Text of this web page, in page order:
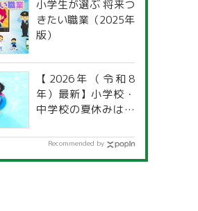
小学生が選ぶ 将来つ
きたい職業（2025年
版）
【2026年（令和8
年）最新】小学校・
中学校の夏休みはい
道府県別「夏季休暇
Recommended by